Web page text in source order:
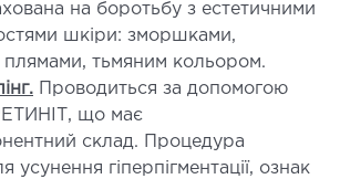
ТА ОРТОПЕДІЯ
рухового апарату
пункт)
на боротьбу з естетичними
шкіри: зморшками,
плямами, тьмяним кольором.
Проводиться за допомогою
що має
склад. Процедура
усунення гіперпігментації, ознак